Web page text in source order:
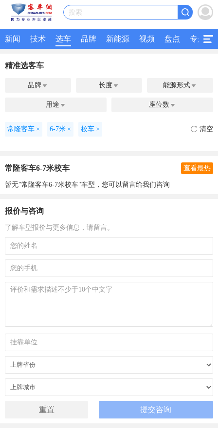
搜索
新闻 技术 选车 品牌 新能源 视频 盘点 专题
精准选客车
品牌  长度  能源形式 
用途  座位数 
常隆客车 × 6-7米 × 校车 × 清空
常隆客车6-7米校车 查看最热
暂无"常隆客车6-7米校车"车型，您可以留言给我们咨询
报价与咨询
了解车型报价与更多信息，请留言。